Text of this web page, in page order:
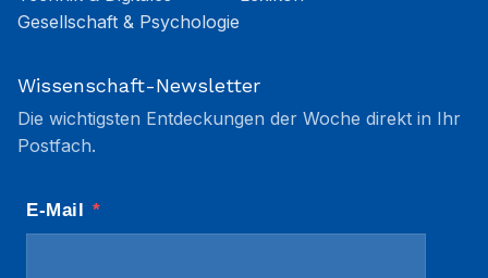
Gesellschaft & Psychologie
Wissenschaft-Newsletter
Die wichtigsten Entdeckungen der Woche direkt in Ihr
Postfach.